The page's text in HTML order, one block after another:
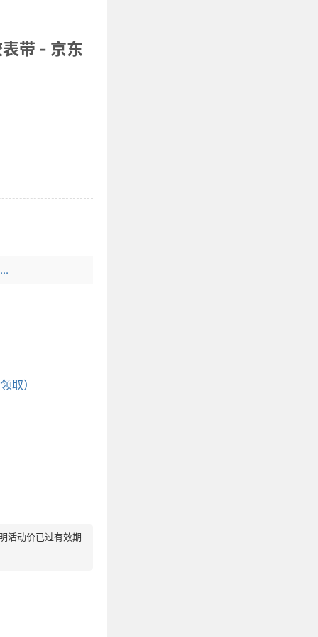
带 - 京东
取）
活动价已过有效期